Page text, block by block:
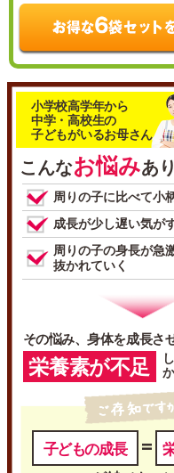
小学校高学年から
中学・高校生の
子どもがいるお母さん
こんなお悩みあ
周りの子に比べて小
成長が少し遅い気が
周りの子の身長が急
抜かれていく
その悩み、身体を成長さ
栄養素が不足
子どもの成長